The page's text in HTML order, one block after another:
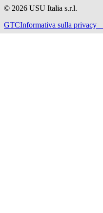
© 2026 USU Italia s.r.l.
GTCInformativa sulla privacy